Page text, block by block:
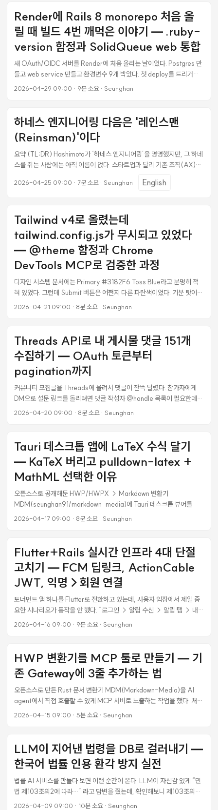
phase로 끊어서 진행하면서 매 phase 마다 코드 리뷰를 돌렸는데, 거의
모든 phase 에서 진짜 production 버그가 잡혔다. 운영 중인 앱이었으면
사용자가 실제로 깨졌을 것들이다. 이 글은 그 8가지를 정리한다. 같은 마
이그레이션 하는 사람이 같은 함정 안 밟게. ...
Render에 Rails 8 monorepo 처음 올
릴 때 빌드 4번 깨먹은 이야기 — .ruby-
version 함정과 SolidQueue web 통합
새 OAuth/OIDC 서버를 Render에 처음 올리는 날이었다. Postgres 만
들고 web service 만들고 환경변수 9개 박았다. 첫 deploy를 트리거하
고 5분쯤 기다렸더니 빌드가 깨졌다. 그 뒤로 빌드를 3번 더 깨먹었다. 단
은 길 가는 다른 사람이 빠르게 넘어가도록 정리한다. 본 포스트는 다음 상
황을 가정한다. Rails 8 모노레포 (server/ 안에 Rails 앱) Render
Blueprint(render.yaml) 가 있지만 MCP 또는 API 로 서비스를 직접 생
성하는 워크플로 Postgres 1개 + Web 1개 가 MVP 인프라 목표 발단:
첫 빌드, 첫 실패 서비스 생성 직후 자동 시작된 첫 deploy 의 빌드 로그가
이렇게 끝났다. ...
2026-04-29 09:00 · 9분 소요· Seunghan
하네스 엔지니어링 다음은 '레인스맨
(Reinsman)'이다
요약 (TL;DR) Hashimoto가 ‘하네스 엔지니어링’을 명명했지만, 그 하네
스를 쥐는 사람에는 아직 이름이 없다. 스타트업과 달리 기존 조직(AX)에
Loop와 oh-my-opencode가 증명한 것은 하네스의 승리가 아니라 고
는 이 개념을 빠르게 받아 들이고 있습니다. OpenAI, Anthropic이 바로
따라왔다. 지금 AI 에이전트를 쓰는 팀들은 하네스 엔지니어링을 통해 거
의 같은 방향으로 가고 있습니다. 에이전트가 실수할 때마다 규칙을 쌓고,
도구를 만들고, 재발을 막는다. ...
2026-04-25 09:00 · 7분 소요· Seunghan English
Tailwind v4로 올렸는데
tailwind.config.js가 무시되고 있었다
— @theme 함정과 Chrome
DevTools MCP로 검증한 과정
디자인 시스템 문서에는 Primary #3182F6 Toss Blue라고 분명히 적
혀 있었다. 그런데 Submit 버튼은 어쩐지 다른 파란색이었다. 기분 탓이
아니라 조금 더 보라끼가 돌고 푸르스름했다. 처음엔 모니터 캘리브레이션
130, 246) 하고는 확실히 다른 값이었다. 원인을 찾아보니 Tailwind
CSS v4에서 tailwind.config.js를 완전히 무시하고 있었다. 프로젝트는
tailwindcss@4.1.18 로 올라가 있는데 설정은 v3 문법(JavaScript
object) 그대로였고, @theme 블록에는 주요 컬러 스케일이 일부만 포팅
돼 있었다. 결과적으로 커스텀 토큰은 전혀 적용이 안 되고 v4 기본
OKLCH 팔레트로 렌더되던 상태. ...
2026-04-21 09:00 · 8분 소요· Seunghan
Threads API로 내 게시물 댓글 151개
수집하기 — OAuth 토큰부터
pagination까지
커뮤니티 모집글을 Threads에 올려서 댓글이 잔뜩 달렸다. 참가자에게
DM으로 설문 링크를 돌리려면 댓글 작성자 @handle 목록이 필요한데,
수동으로 스크롤하며 복사하는 건 100개 넘어가면 현실적이지 않다.
뭐가 다른지 모르겠다” 상태에서 시작해, 삽질하면서 151개 댓글 / 151명
유니크 작성자를 추출하기까지의 과정을 정리한다. 공식 문서에는 흩어져
있고, 커뮤니티 자료는 대부분 게시 자동화(content publish) 쪽에 치중
돼 있어서 “읽기(read replies)“만 필요한 케이스를 한 페이지에 모은 게
2026-04-20 09:00 · 8분 소요· Seunghan
Tauri 데스크톱 앱에 LaTeX 수식 달기
— KaTeX 버리고 pulldown-latex +
MathML 선택한 이유
오픈소스로 공개해둔 HWP/HWPX → Markdown 변환기
MDM(seunghan91/markdown-media)에 Tauri 데스크톱 뷰어를 붙
여서 쓰고 있다. 0.3.0에서 HWPX 파서가 수식을 $...$ / $$...$$
에 KaTeX 붙이면 끝. Obsidian, Typora, Zettlr 전부 이렇게 한다. 그런
데 막상 조사해보니 2026년 기준 Tauri 같은 데스크톱 앱에서는 더 좋은
경로가 있었다. Rust 한 곳만 만지고 JS/CSS/폰트 번들은 0으로 유지하
는 방법. 이 글은 그 선택 과정과, 덤으로 rhwp 프로젝트에 테스트 하네스
를 기여하게 된 이야기다. ...
2026-04-17 09:00 · 8분 소요· Seunghan
Flutter+Rails 실시간 인프라 4대 단절
고치기 — FCM 딥링크, ActionCable
JWT, 익명→회원 연결
토너먼트 앱 하나를 Flutter로 전환하고 있는데, 사용자 입장에서 제일 중
요한 시나리오가 동작을 안 했다. “로그인 → 알림 수신 → 알림 탭 → 내
코트로 이동 → 대기/경기/결과 확인”. 이게 끊기면 앱이 있으나 마나다.
그런데 막상 실제로 알림을 탭해도 앱이 홈으로만 열린다. 실시간 업데이트
도 안 온다. 왜? 탐색해보니 연결된 것처럼 보이는 부품 사이에 네 군데가
끊겨 있었다. 이 포스트는 그 네 군데를 하루 세션에서 다 고친 기록이다. 각
단절마다 왜 그게 2026년에도 여전히 함정인지 근거도 같이 정리한다. ...
2026-04-16 09:00 · 9분 소요· Seunghan
HWP 변환기를 MCP 툴로 만들기 — 기
존 Gateway에 3줄 추가하는 법
오픈소스로 만든 Rust 문서 변환기 MDM(Markdown-Media)을 AI
agent에서 직접 호출할 수 있게 MCP 서버로 노출하는 작업을 했다. 처음
엔 @mdm/mcp-server 독립 Node.js 패키지로 만들 생각이었는데, 이
을 정리한다. 상황 MDM은 HWP, HWPX, PDF, DOCX, PPTX,
XLSX, HTML, CSV, TXT를 Markdown으로 바꾸는 Rust 변환기다.
데스크톱 앱, PyPI 패키지(pip install mdm-parser), CLI 바이너리는
이미 있었다. 남은 건 Claude Code, Cursor, Continue.dev 같은 AI
agent에서 MCP 프로토콜로 직접 부르는 경로. ...
2026-04-15 09:00 · 5분 소요· Seunghan
LLM이 지어낸 법령을 DB로 걸러내기 —
한국어 법률 인용 환각 방지 실전
법률 AI 서비스를 만들다 보면 이런 순간이 온다. LLM이 자신감 있게 “민
법 제103조의2에 따라…” 라고 답변을 줬는데, 확인해보니 제103조의2
라는 조문은 존재하지 않는다. 본조인 제103조만 있고 가지조문은 만들어
2026-04-09 09:00 · 10분 소요· Seunghan